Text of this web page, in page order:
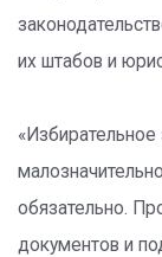
их штабов и
обязательно.
документов и